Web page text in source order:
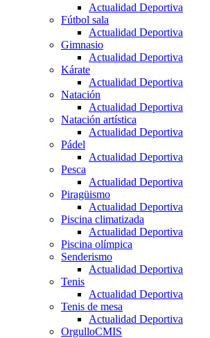
Actualidad Deportiva
Fútbol sala
Actualidad Deportiva
Gimnasio
Actualidad Deportiva
Kárate
Actualidad Deportiva
Natación
Actualidad Deportiva
Natación artística
Actualidad Deportiva
Pádel
Actualidad Deportiva
Pesca
Actualidad Deportiva
Piragüismo
Actualidad Deportiva
Piscina climatizada
Actualidad Deportiva
Piscina olímpica
Senderismo
Actualidad Deportiva
Tenis
Actualidad Deportiva
Tenis de mesa
Actualidad Deportiva
OrgulloCMIS